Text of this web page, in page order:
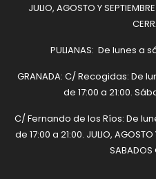
JULIO, AGOSTO Y
PULIANAS: De lunes a
GRANADA: C/ Recogidas: De
de 17:00 a 21:00.
C/ Fernando de los Ríos: De
de 17:00 a 21:00. JULIO, AGOSTO
SABADOS